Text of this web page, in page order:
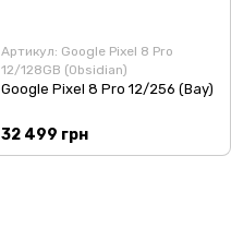
Артикул: Google Pixel 8 Pro
12/128GB (Obsidian)
Google Pixel 8 Pro 12/256 (Bay)
32 499 грн